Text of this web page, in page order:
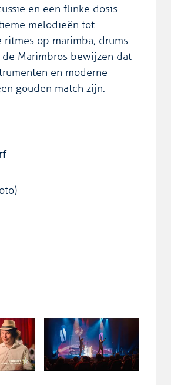
en een flinke dosis
melodieën tot
ritmes op marimba, drums
de Marimbros bewijzen dat
en moderne
gouden match zijn.